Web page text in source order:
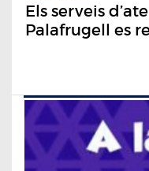
Els serveis
Palafrugell es